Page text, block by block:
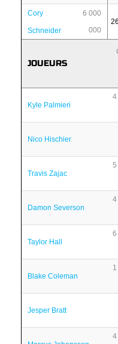
Cory
Schneider
6 000
000
26
JOUEURS
Kyle Palmieri
4
Nico Hischier
Travis Zajac
5
Damon Severson
4
Taylor Hall
6
Blake Coleman
Jesper Bratt
4